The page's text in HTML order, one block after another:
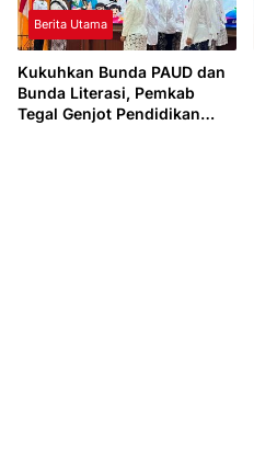
Berita Utama
Kukuhkan Bunda PAUD dan
Bunda Literasi, Pemkab
Tegal Genjot Pendidikan